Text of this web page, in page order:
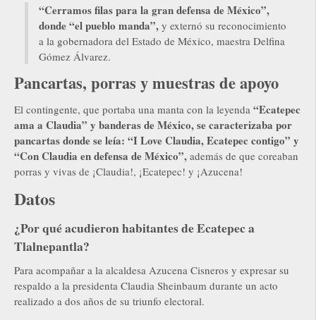
“Cerramos filas para la gran defensa de México”,
donde “el pueblo manda”, y externó su reconocimiento
a la gobernadora del Estado de México, maestra Delfina
Gómez Álvarez.
Pancartas, porras y muestras de apoyo
El contingente, que portaba una manta con la leyenda “Ecatepec
ama a Claudia” y banderas de México, se caracterizaba por
pancartas donde se leía: “I Love Claudia, Ecatepec contigo” y
“Con Claudia en defensa de México”, además de que coreaban
porras y vivas de ¡Claudia!, ¡Ecatepec! y ¡Azucena!
Datos
¿Por qué acudieron habitantes de Ecatepec a
Tlalnepantla?
Para acompañar a la alcaldesa Azucena Cisneros y expresar su
respaldo a la presidenta Claudia Sheinbaum durante un acto
realizado a dos años de su triunfo electoral.